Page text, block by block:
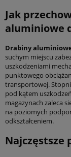
Jak
aluminiowe
Drabiny
suchym miejscu
uszkodzeniami
punktowego
transportowej.
pod kątem
magazynach zaleca
na poziomych
odkształceniem.
Najczęstsze